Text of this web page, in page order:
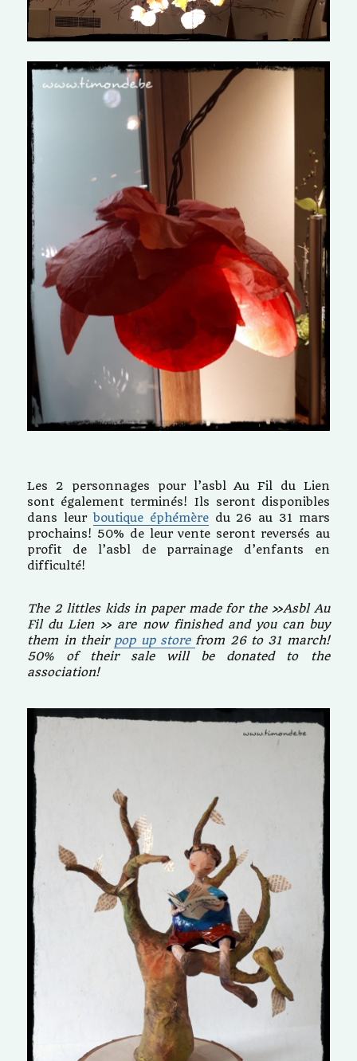
Les 2 personnages pour l’asbl Au Fil du Lien
sont également terminés! Ils seront disponibles
dans leur boutique éphémèredu 26 au 31 mars
prochains! 50% de leur vente seront reversés au
profit de l’asbl de parrainage d’enfants en
difficulté!
The 2 littles kids in paper made for the »Asbl Au
Fil du Lien » are now finished and you can buy
them in their pop up store from 26 to 31 march!
50% of their sale will be donated to the
association!